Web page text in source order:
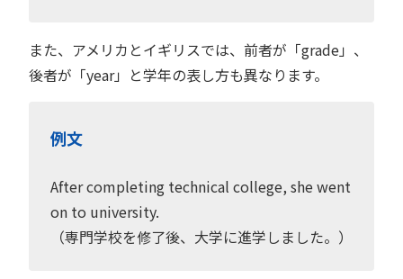
また、アメリカとイギリスでは、前者が「grade」、
後者が「year」と学年の表し方も異なります。
例文
After completing technical college, she went
on to university.
（専門学校を修了後、大学に進学しました。）